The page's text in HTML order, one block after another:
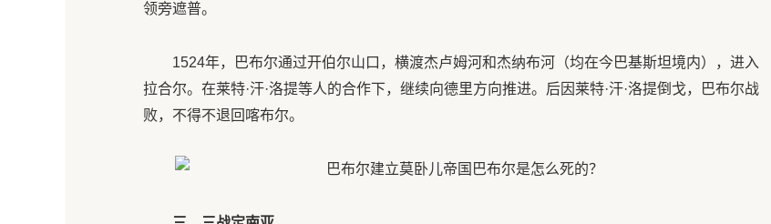
领旁遮普。
1524年，巴布尔通过开伯尔山口，横渡杰卢姆河和杰纳布河（均在今巴基斯坦境内），进入
拉合尔。在莱特·汗·洛提等人的合作下，继续向德里方向推进。后因莱特·汗·洛提倒戈，巴布尔战
败，不得不退回喀布尔。